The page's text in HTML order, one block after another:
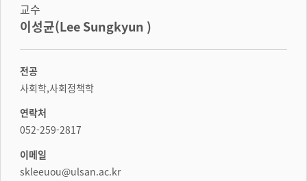
교수
이성균(Lee Sungkyun )
전공
사회학,사회정책학
연락처
052-259-2817
이메일
skleeuou@ulsan.ac.kr